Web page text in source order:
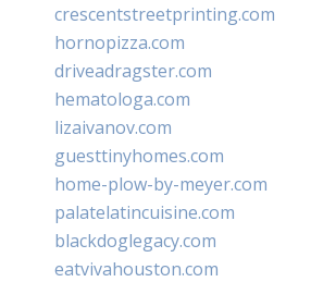
crescentstreetprinting.com
hornopizza.com
driveadragster.com
hematologa.com
lizaivanov.com
guesttinyhomes.com
home-plow-by-meyer.com
palatelatincuisine.com
blackdoglegacy.com
eatvivahouston.com